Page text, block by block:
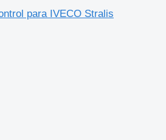
para IVECO Stralis